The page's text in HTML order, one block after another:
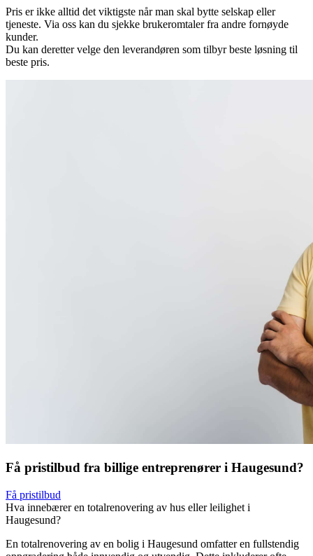
Pris er ikke alltid det viktigste når man skal bytte selskap eller
tjeneste. Via oss kan du sjekke brukeromtaler fra andre fornøyde
kunder.
Du kan deretter velge den leverandøren som tilbyr beste løsning til
beste pris.
Få pristilbud fra billige entreprenører i Haugesund?
Få pristilbud
Hva innebærer en totalrenovering av hus eller leilighet i
Haugesund?
En totalrenovering av en bolig i Haugesund omfatter en fullstendig